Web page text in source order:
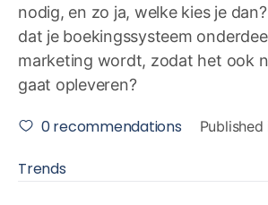
nodig, en zo ja, welke kies je
dat je boekingssysteem
marketing wordt, zodat het ook
gaat opleveren?
0recommendations Published
Trends